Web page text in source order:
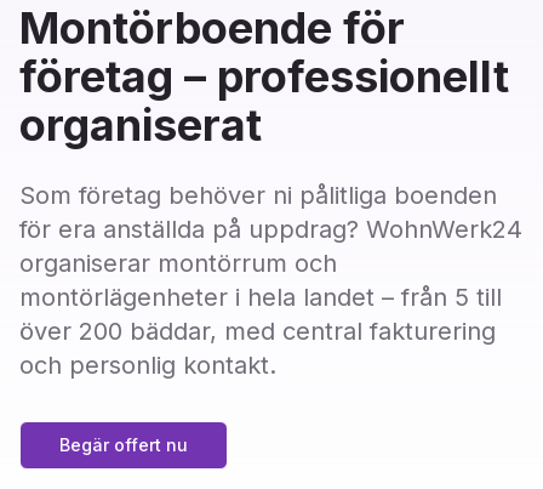
Montörboende för
företag – professionellt
organiserat
Som företag behöver ni pålitliga boenden
för era anställda på uppdrag? WohnWerk24
organiserar montörrum och
montörlägenheter i hela landet – från 5 till
över 200 bäddar, med central fakturering
och personlig kontakt.
Begär offert nu